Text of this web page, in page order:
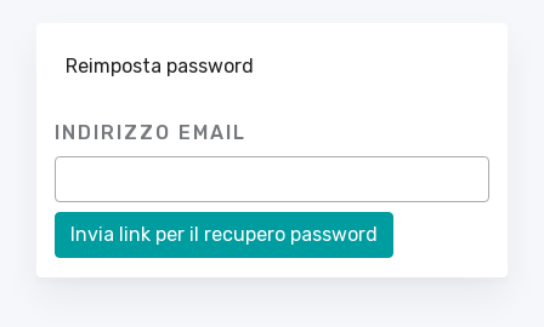
Reimposta password
INDIRIZZO EMAIL
Invia link per il recupero password